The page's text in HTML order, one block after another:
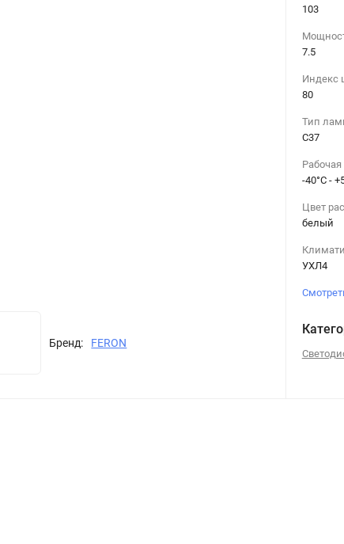
Бренд: FERON
103
7.5
Индекс
80
Тип
C37
Рабочая
-40°C -
Цвет
белый
УХЛ4